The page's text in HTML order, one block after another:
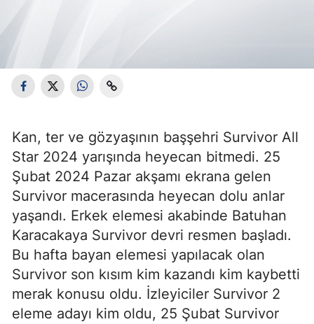
Kan, ter ve gözyaşının başşehri Survivor All
Star 2024 yarışında heyecan bitmedi. 25
Şubat 2024 Pazar akşamı ekrana gelen
Survivor macerasında heyecan dolu anlar
yaşandı. Erkek elemesi akabinde Batuhan
Karacakaya Survivor devri resmen başladı.
Bu hafta bayan elemesi yapılacak olan
Survivor son kısım kim kazandı kim kaybetti
merak konusu oldu. İzleyiciler Survivor 2
eleme adayı kim oldu, 25 Şubat Survivor